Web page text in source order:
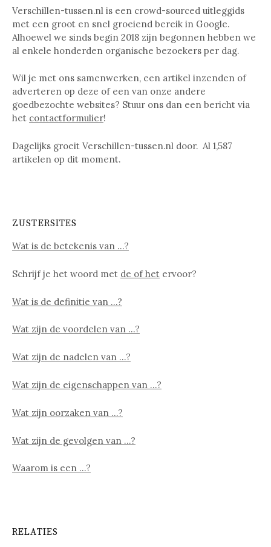
Verschillen-tussen.nl is een crowd-sourced uitleggids
met een groot en snel groeiend bereik in Google.
Alhoewel we sinds begin 2018 zijn begonnen hebben we
al enkele honderden organische bezoekers per dag.
Wil je met ons samenwerken, een artikel inzenden of
adverteren op deze of een van onze andere
goedbezochte websites? Stuur ons dan een bericht via
het contactformulier!
Dagelijks groeit Verschillen-tussen.nl door. Al 1,587
artikelen op dit moment.
ZUSTERSITES
Wat is de betekenis van …?
Schrijf je het woord met de of het ervoor?
Wat is de definitie van …?
Wat zijn de voordelen van …?
Wat zijn de nadelen van …?
Wat zijn de eigenschappen van …?
Wat zijn oorzaken van …?
Wat zijn de gevolgen van …?
Waarom is een …?
RELATIES